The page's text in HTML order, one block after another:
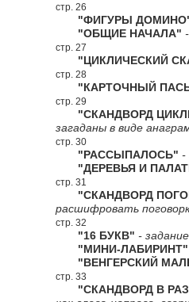
стр. 26
"ФИГУРЫ
"ОБЩИЕ НАЧАЛА"
стр. 27
"ЦИКЛИЧЕСКИЙ
стр. 28
"КАРТОЧНЫЙ
стр. 29
"СКАНДВОРД
загаданы в виде
стр. 30
"РАССЫПАЛОСЬ" -
"ДЕРЕВЬЯ И
стр. 31
"СКАНДВОРД
расшифровать
стр. 32
"16 БУКВ" -
"МИНИ-ЛАБИРИНТ"
"ВЕНГЕРСКИЙ
стр. 33
"СКАНДВОРД В